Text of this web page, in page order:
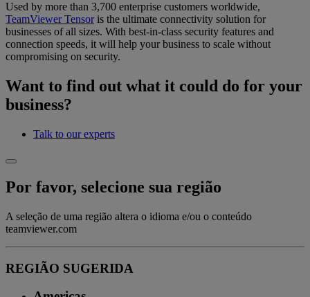
Used by more than 3,700 enterprise customers worldwide,
TeamViewer Tensoris the ultimate connectivity solution for
businesses of all sizes. With best-in-class security features and
connection speeds, it will help your business to scale without
compromising on security.
Want to find out what it could do for your
business?
Talk to our experts
Por favor, selecione sua região
A seleção de uma região altera o idioma e/ou o conteúdo
teamviewer.com
REGIÃO SUGERIDA